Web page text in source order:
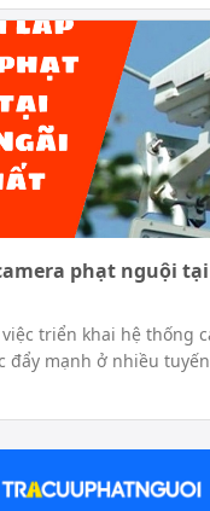
phạt nguội
triển khai hệ thống
đẩy mạnh ở nhiều